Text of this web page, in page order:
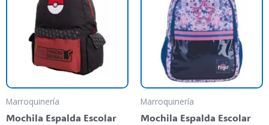
Marroquinería
Mochila Espalda Escolar
Marroquinería
Mochila Espalda Escolar